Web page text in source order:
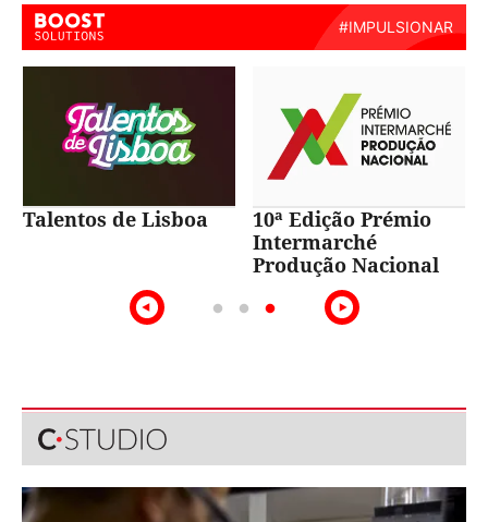
Talentos de Lisboa
10ª Edição Prémio
Intermarché
Produção Nacional